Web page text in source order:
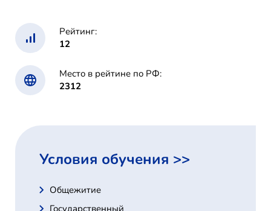
Рейтинг:
12
Место в рейтине по РФ:
2312
Условия обучения >>
Общежитие